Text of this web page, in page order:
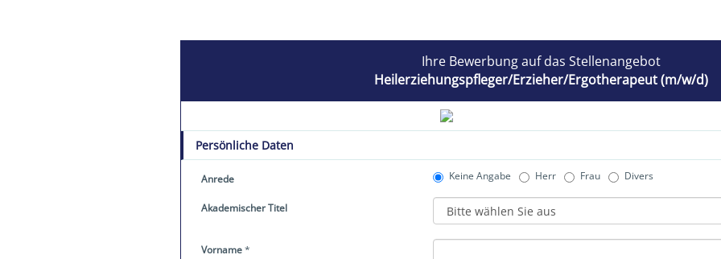
Ihre Bewerbung auf das Stellenangebot
Heilerziehungspfleger/Erzieher/Ergotherapeut (m/w/d)
Persönliche Daten
Anrede Keine Angabe Herr Frau Divers
Akademischer Titel
Vorname*